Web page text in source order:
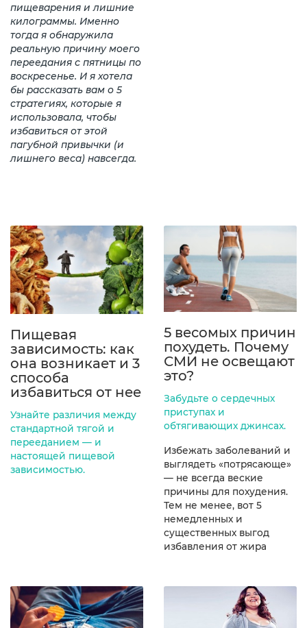
пищеварения и лишние
килограммы. Именно
тогда я обнаружила
реальную причину моего
переедания с пятницы по
воскресенье. И я хотела
бы рассказать вам о 5
стратегиях, которые я
использовала, чтобы
избавиться от этой
пагубной привычки (и
лишнего веса) навсегда.
Пищевая
зависимость: как
она возникает и 3
способа
избавиться от нее
Узнайте различия между
стандартной тягой и
перееданием — и
настоящей пищевой
зависимостью.
5 весомых причин
похудеть. Почему
СМИ не освещают
это?
Забудьте о сердечных
приступах и
обтягивающих джинсах.
Избежать заболеваний и
выглядеть «потрясающе»
— не всегда веские
причины для похудения.
Тем не менее, вот 5
немедленных и
существенных выгод
избавления от жира